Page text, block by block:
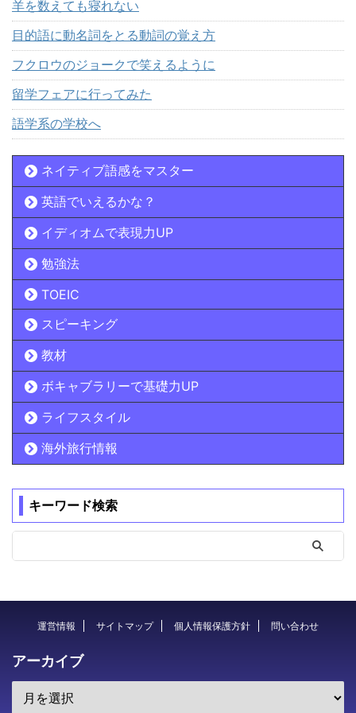
羊を数えても寝れない
目的語に動名詞をとる動詞の覚え方
フクロウのジョークで笑えるように
留学フェアに行ってみた
語学系の学校へ
ネイティブ語感をマスター
英語でいえるかな？
イディオムで表現力UP
勉強法
TOEIC
スピーキング
教材
ボキャブラリーで基礎力UP
ライフスタイル
海外旅行情報
キーワード検索
運営情報 サイトマップ 個人情報保護方針 問い合わせ
アーカイブ